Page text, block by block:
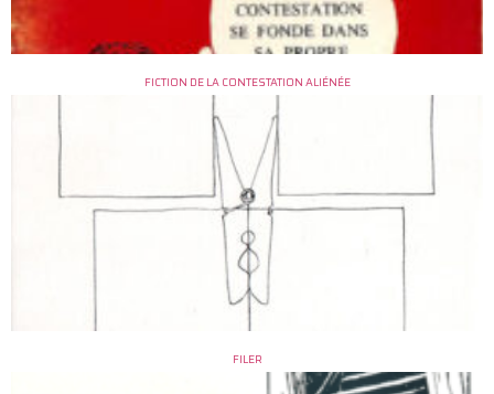
FICTION DE LA CONTESTATION ALIÉNÉE
FILER